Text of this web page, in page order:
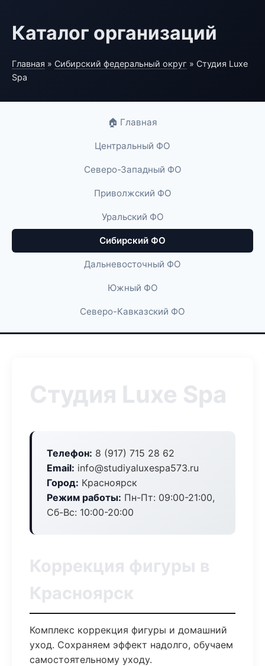
Каталог организаций
Главная » Сибирский федеральный округ » Студия Luxe
Spa
🏠 Главная
Центральный ФО
Северо-Западный ФО
Приволжский ФО
Уральский ФО
Сибирский ФО
Дальневосточный ФО
Южный ФО
Северо-Кавказский ФО
Студия Luxe Spa
Телефон: 8 (917) 715 28 62
Email: info@studiyaluxespa573.ru
Город: Красноярск
Режим работы: Пн-Пт: 09:00-21:00,
Сб-Вс: 10:00-20:00
Коррекция фигуры в
Красноярск
Комплекс коррекция фигуры и домашний
уход. Сохраняем эффект надолго, обучаем
самостоятельному уходу.